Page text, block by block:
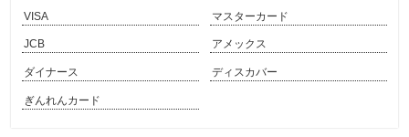
VISA マスターカード
JCB アメックス
ダイナース ディスカバー
ぎんれんカード